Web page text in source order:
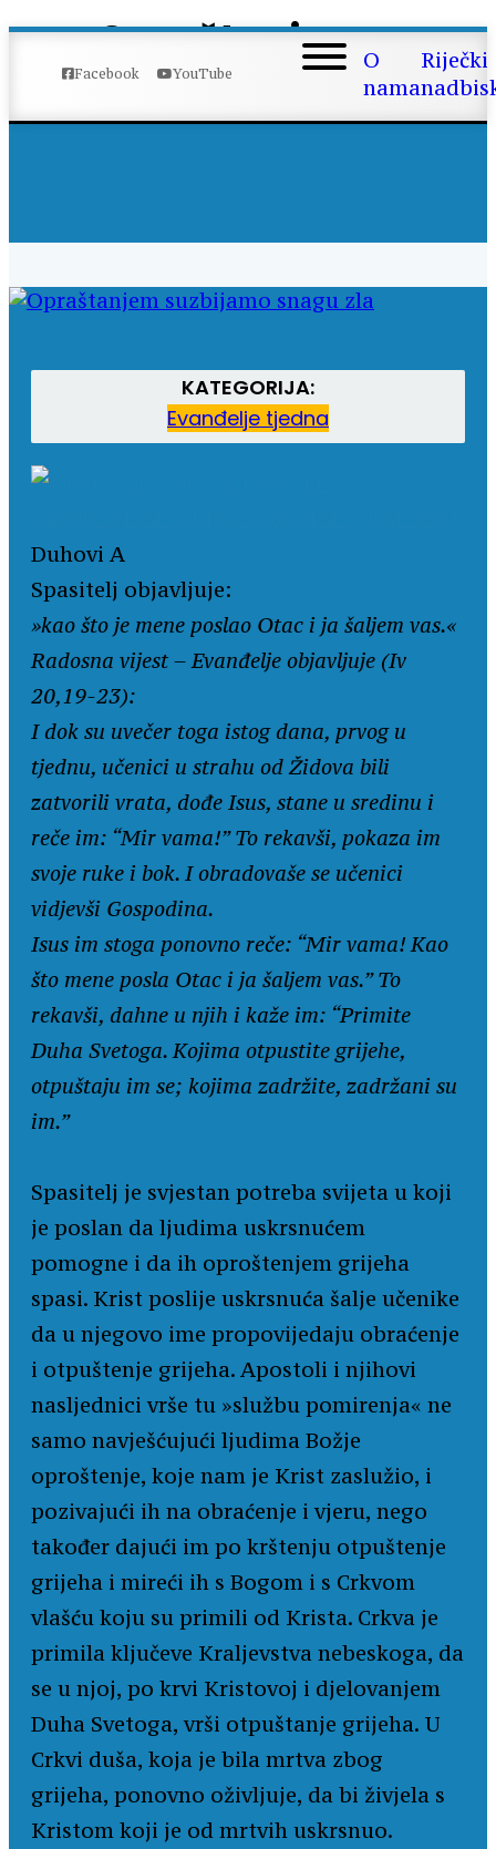
Facebook YouTube
O
nama
Riječki
Opraštanjem
suzbijamo snagu
zla
KATEGORIJA:
Evanđelje tjedna
Duhovi A
Spasitelj objavljuje:
»kao što je mene poslao Otac i ja šaljem vas.«
Radosna vijest – Evanđelje objavljuje (Iv
20,19-23):
I dok su uvečer toga istog dana, prvog u
tjednu, učenici u strahu od Židova bili
zatvorili vrata, dođe Isus, stane u sredinu i
reče im: “Mir vama!” To rekavši, pokaza im
svoje ruke i bok. I obradovaše se učenici
vidjevši Gospodina.
Isus im stoga ponovno reče: “Mir vama! Kao
što mene posla Otac i ja šaljem vas.” To
rekavši, dahne u njih i kaže im: “Primite
Duha Svetoga. Kojima otpustite grijehe,
otpuštaju im se; kojima zadržite, zadržani su
im.”
Spasitelj je svjestan potreba svijeta u koji
je poslan da ljudima uskrsnućem
pomogne i da ih oproštenjem grijeha
spasi. Krist poslije uskrsnuća šalje učenike
da u njegovo ime propovijedaju obraćenje
i otpuštenje grijeha. Apostoli i njihovi
nasljednici vrše tu »službu pomirenja« ne
samo navješćujući ljudima Božje
oproštenje, koje nam je Krist zaslužio, i
pozivajući ih na obraćenje i vjeru, nego
također dajući im po krštenju otpuštenje
grijeha i mireći ih s Bogom i s Crkvom
vlašću koju su primili od Krista. Crkva je
primila ključeve Kraljevstva nebeskoga, da
se u njoj, po krvi Kristovoj i djelovanjem
Duha Svetoga, vrši otpuštanje grijeha. U
Crkvi duša, koja je bila mrtva zbog
grijeha, ponovno oživljuje, da bi živjela s
Kristom koji je od mrtvih uskrsnuo.